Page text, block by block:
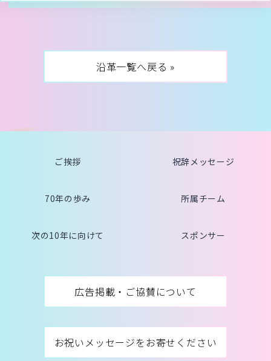
沿革一覧へ戻る »
ご挨拶 祝辞メッセージ
70年の歩み 所属チーム
次の10年に向けて スポンサー
広告掲載・ご協賛について
お祝いメッセージをお寄せください